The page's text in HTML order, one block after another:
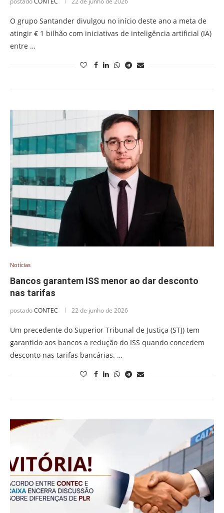
O grupo Santander divulgou no início deste ano a meta de
atingir € 1 bilhão com iniciativas de inteligência artificial (IA)
entre …
Notícias
Bancos garantem ISS menor ao dar desconto
nas tarifas
postadoCONTEC 22 de junho de 2026
Um precedente do Superior Tribunal de Justiça (STJ) tem
garantido aos bancos a redução do ISS quando concedem
desconto nas tarifas bancárias. …